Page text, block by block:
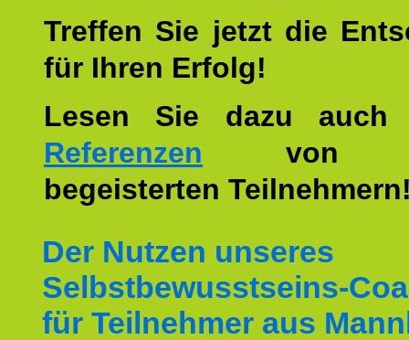
Treffen Sie jetzt die
für Ihren Erfolg!
Lesen Sie dazu auch
Referenzen
von
begeisterten
Der Nutzen unseres
Selbstbewusstseins-
für Teilnehmer aus